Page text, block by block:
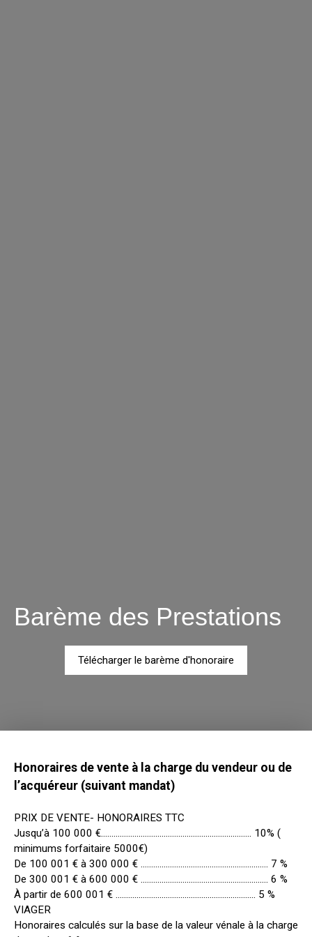
Barème des Prestations
Télécharger le barème d'honoraire
Honoraires de vente à la charge du vendeur ou de
l’acquéreur (suivant mandat)
PRIX DE VENTE- HONORAIRES TTC
Jusqu’à 100 000 €……………………………………………………………… 10% (
minimums forfaitaire 5000€)
De 100 001 € à 300 000 € ……………………………………………………. 7 %
De 300 001 € à 600 000 € ……………………………………………………. 6 %
À partir de 600 001 € …………………………………………………………. 5 %
VIAGER
Honoraires calculés sur la base de la valeur vénale à la charge